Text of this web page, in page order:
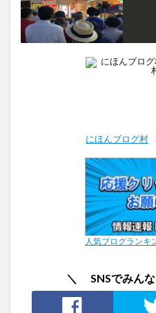
にほんブログ村
人気ブログランキ
＼ SNSでみん